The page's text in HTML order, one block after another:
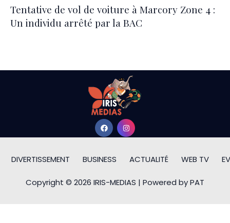
Tentative de vol de voiture à Marcory Zone 4 :
Un individu arrêté par la BAC
DIVERTISSEMENT BUSINESS ACTUALITÉ WEB TV
Copyright © 2026 IRIS-MEDIAS | Powered by PAT